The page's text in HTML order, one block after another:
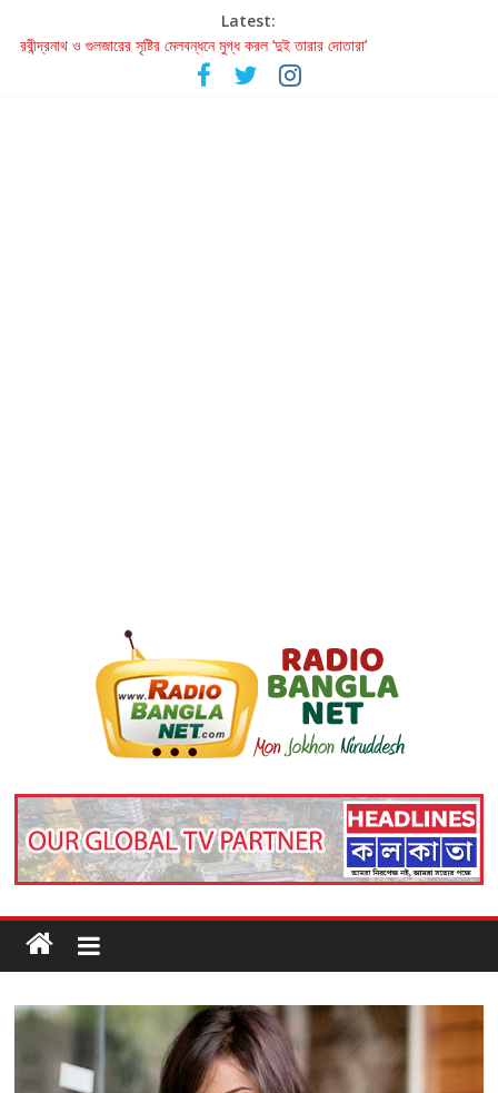
Latest:
রবীন্দ্রনাথ ও গুলজারের সৃষ্টির মেলবন্ধনে মুগ্ধ করল ‘দুই তারার দোতারা’
কলের গান থেকে রীলস্ — বাঙালির গান শোনার বিবর্তনের গল্প
জগন্নাথমঙ্গলম্ — বাংলায় প্রথমবার মঞ্চে এবার রথযাত্রার উদযাপন